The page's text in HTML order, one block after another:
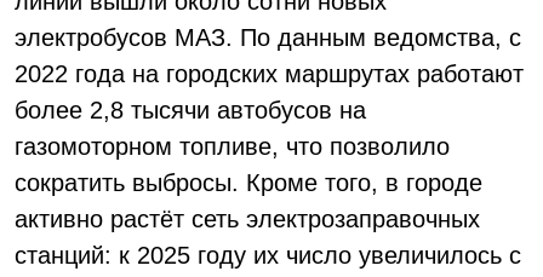
электробусов МАЗ. По данным ведомства, с
2022 года на городских маршрутах работают
более 2,8 тысячи автобусов на
газомоторном топливе, что позволило
сократить выбросы. Кроме того, в городе
активно растёт сеть электрозаправочных
станций: к 2025 году их число увеличилось с